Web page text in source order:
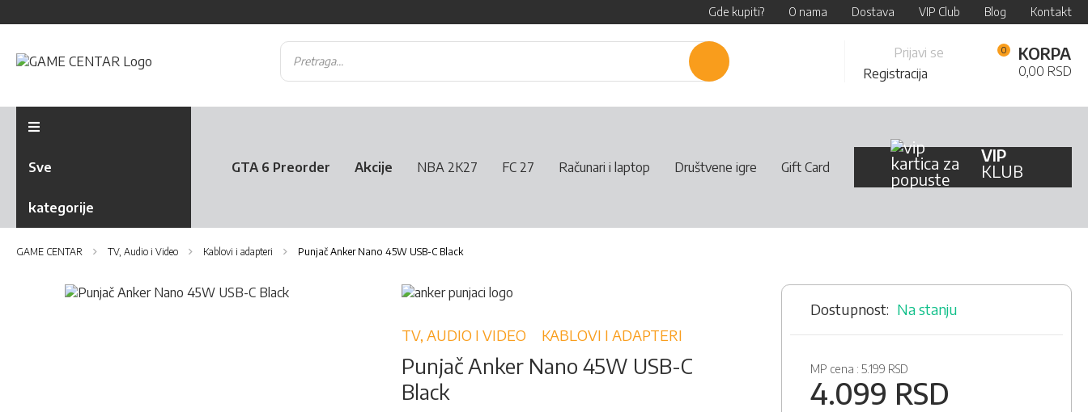
Gde kupiti? O nama Dostava VIP Club Blog Kontakt
Pretraži
Content
Prijavi se
Registracija
KORPA
0,00 RSD
Sve
kategorije
GTA 6 Preorder Akcije NBA 2K27 FC 27 Računari i laptop Društvene igre Gift Card
VIP
KLUB
GAME CENTAR TV, Audio i Video Kablovi i adapteri Punjač Anker Nano 45W USB-C Black
Skip
TV, AUDIO I VIDEO KABLOVI I ADAPTERI
Punjač Anker Nano 45W USB-C
Black
Na stanju
MP cena : 5.199 RSD
4.099 RSD